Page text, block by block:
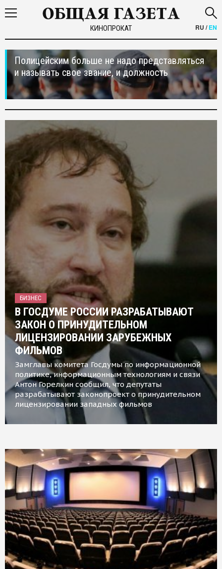
КИНОПРОКАТ RU /EN
Полицейским больше не надо представляться
и называть свое звание, и должность
БИЗНЕС
В ГОСДУМЕ РОССИИ РАЗРАБАТЫВАЮТ
ЗАКОН О ПРИНУДИТЕЛЬНОМ
ЛИЦЕНЗИРОВАНИИ ЗАРУБЕЖНЫХ
ФИЛЬМОВ
Замглавы комитета Госдумы по информационной
политике, информационным технологиям и связи
Антон Горелкин сообщил, что депутаты
разрабатывают законопроект о принудительном
лицензировании западных фильмов